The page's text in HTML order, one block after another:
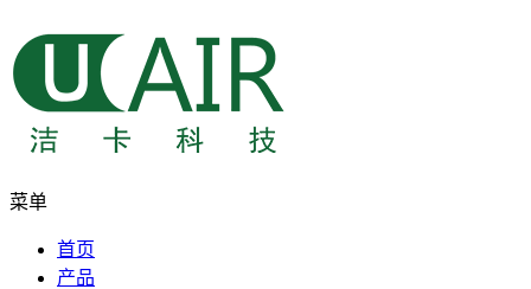
菜单
首页
产品